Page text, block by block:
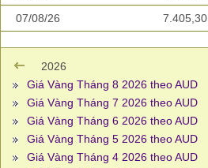
07/08/26 7.405,30
2026
Giá Vàng Tháng 8 2026 theo AUD
Giá Vàng Tháng 7 2026 theo AUD
Giá Vàng Tháng 6 2026 theo AUD
Giá Vàng Tháng 5 2026 theo AUD
Giá Vàng Tháng 4 2026 theo AUD